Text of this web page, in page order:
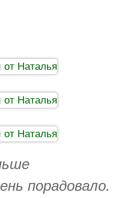
порадовало.